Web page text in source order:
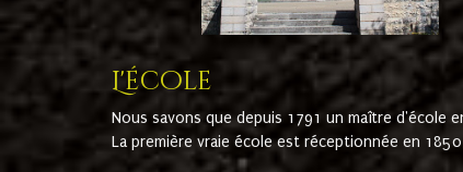
L'école
Nous savons que depuis 1791 un maître d'école
La première vraie école est réceptionnée en